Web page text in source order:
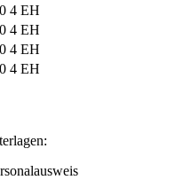
4 EH
4 EH
4 EH
4 EH